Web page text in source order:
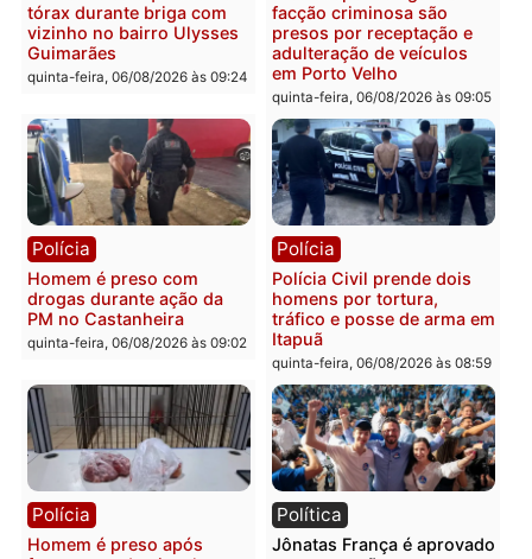
colisão entre caminhão e
carro deixa quatro mortos
em Porto Velho
TSE, determina
e processamento da
que pode levar à perda
mandato da prefeita de
Pimenta Bueno
quinta-feira, 06/08/2026 às
Polícia
Policiais militares
prendem trio na zona
Leste
quinta-feira, 06/08/2026 às 09:28
Polícia
Jovem é encontrado
na Rua dos Cravos e
é investigado pela
em RO
quinta-feira, 06/08/2026 às